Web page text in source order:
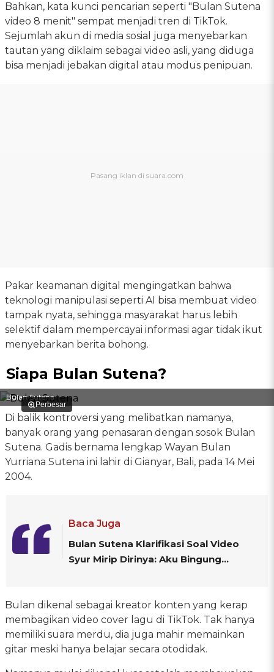
Bahkan, kata kunci pencarian seperti "Bulan Sutena
video 8 menit" sempat menjadi tren di TikTok.
Sejumlah akun di media sosial juga menyebarkan
tautan yang diklaim sebagai video asli, yang diduga
bisa menjadi jebakan digital atau modus penipuan.
Pakar keamanan digital mengingatkan bahwa
teknologi manipulasi seperti AI bisa membuat video
tampak nyata, sehingga masyarakat harus lebih
selektif dalam mempercayai informasi agar tidak ikut
menyebarkan berita bohong.
Siapa Bulan Sutena?
Perbesar
Bulan Sutena
Di balik kontroversi yang melibatkan namanya,
banyak orang yang penasaran dengan sosok Bulan
Sutena. Gadis bernama lengkap Wayan Bulan
Yurriana Sutena ini lahir di Gianyar, Bali, pada 14 Mei
2004.
Baca Juga
Bulan Sutena Klarifikasi Soal Video
Syur Mirip Dirinya: Aku Bingung...
Bulan dikenal sebagai kreator konten yang kerap
membagikan video cover lagu di TikTok. Tak hanya
memiliki suara merdu, dia juga mahir memainkan
gitar meski hanya belajar secara otodidak.